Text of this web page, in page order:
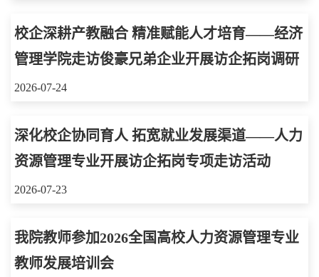
校企深耕产教融合 精准赋能人才培育——经济
管理学院走访俊豪兄弟企业开展访企拓岗调研
2026-07-24
深化校企协同育人 拓宽就业发展渠道——人力
资源管理专业开展访企拓岗专项走访活动
2026-07-23
我院教师参加2026全国高校人力资源管理专业
教师发展培训会